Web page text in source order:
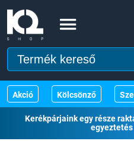
Akció Kölcsönző
Kerékpárjaink egy része